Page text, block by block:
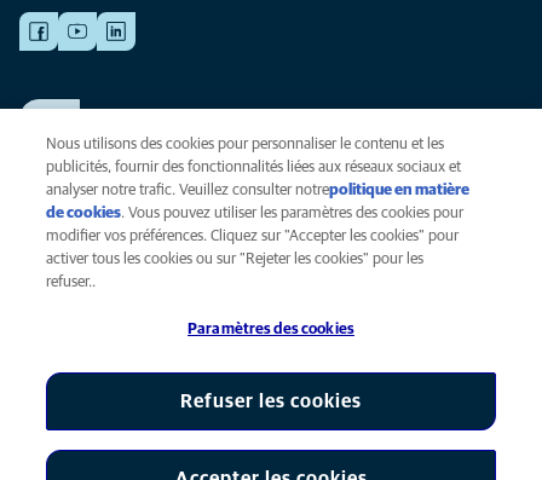
Voir nos offres d'emploi
Vie privée
Légal
Cookies
Global Human Rights
AniCura est une filiale de Mars, Inc © 2026
Nous utilisons des cookies pour personnaliser le contenu et les
publicités, fournir des fonctionnalités liées aux réseaux sociaux et
analyser notre trafic. Veuillez consulter notrepolitique en matière
de cookies(opens in a new tab)
. Vous pouvez utiliser les paramètres des cookies pour
modifier vos préférences. Cliquez sur "Accepter les cookies" pour
activer tous les cookies ou sur "Rejeter les cookies" pour les
refuser..
Paramètres des cookies
Refuser les cookies